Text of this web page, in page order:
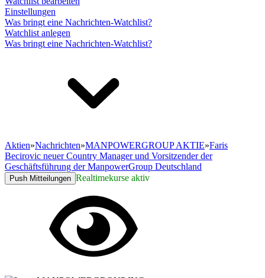
Einstellungen
Was bringt eine Nachrichten-Watchlist?
Watchlist anlegen
Was bringt eine Nachrichten-Watchlist?
Aktien»Nachrichten»MANPOWERGROUP AKTIE»Faris
Becirovic neuer Country Manager und Vorsitzender der
Geschäftsführung der ManpowerGroup Deutschland
Push Mitteilungen Realtimekurse aktiv